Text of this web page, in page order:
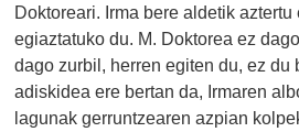
Doktoreari. Irma bere aldetik
egiaztatuko du. M. Doktorea ez
dago zurbil, herren egiten du, ez du
adiskidea ere bertan da, Irmaren
lagunak gerruntzearen azpian